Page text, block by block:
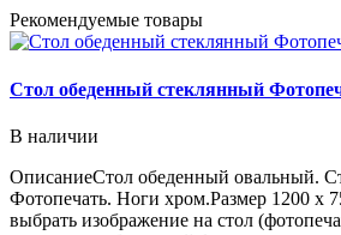
Рекомендуемые товары
Стол обеденный стеклянный
В наличии
ОписаниеСтол обеденный овальный.
Фотопечать. Ноги хром.Размер 1200 х
выбрать изображение на стол